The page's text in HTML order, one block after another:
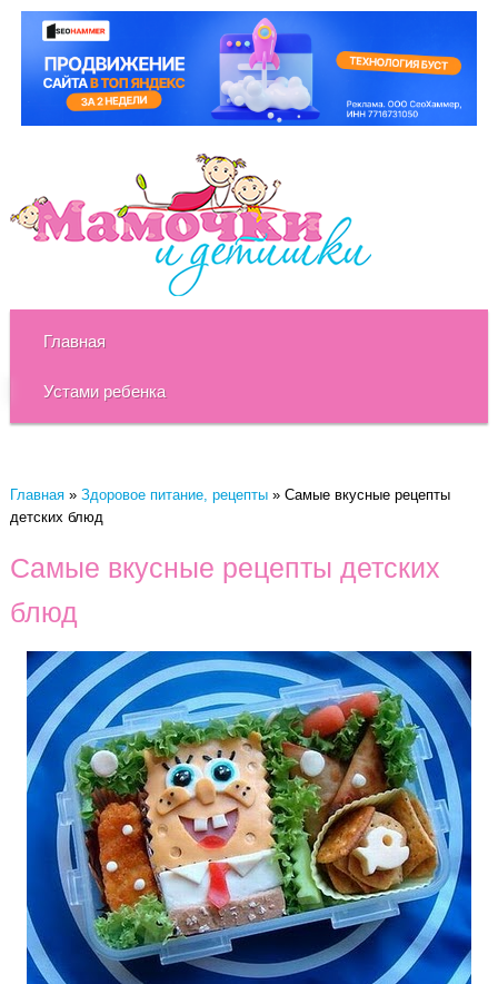
Главная
Устами ребенка
Главная» Здоровое питание, рецепты» Самые вкусные рецепты
детских блюд
Самые вкусные рецепты детских
блюд